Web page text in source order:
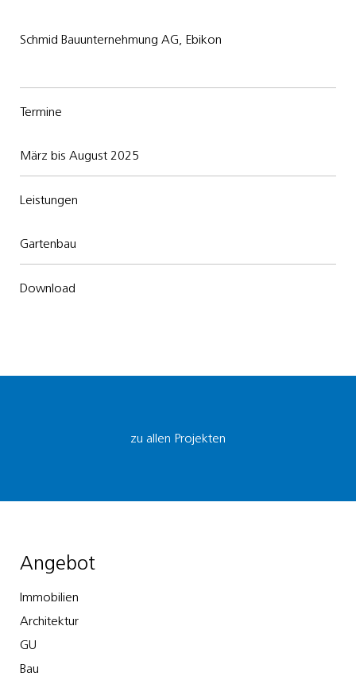
Schmid Bauunternehmung AG, Ebikon
Termine
März bis August 2025
Leistungen
Gartenbau
Download
zu allen Projekten
Angebot
Immobilien
Architektur
GU
Bau